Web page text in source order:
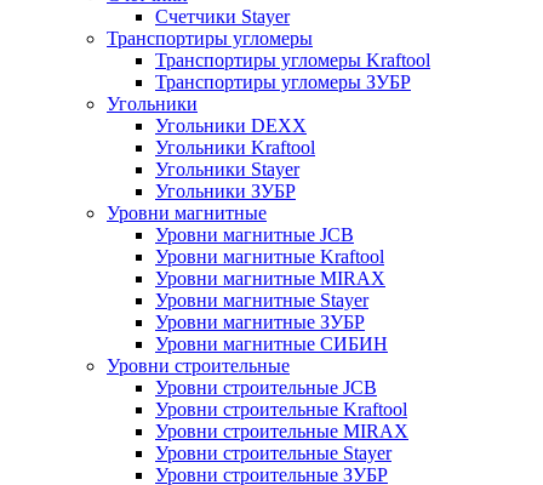
Счетчики Stayer
Транспортиры угломеры
Транспортиры угломеры Kraftool
Транспортиры угломеры ЗУБР
Угольники
Угольники DEXX
Угольники Kraftool
Угольники Stayer
Угольники ЗУБР
Уровни магнитные
Уровни магнитные JCB
Уровни магнитные Kraftool
Уровни магнитные MIRAX
Уровни магнитные Stayer
Уровни магнитные ЗУБР
Уровни магнитные СИБИН
Уровни строительные
Уровни строительные JCB
Уровни строительные Kraftool
Уровни строительные MIRAX
Уровни строительные Stayer
Уровни строительные ЗУБР